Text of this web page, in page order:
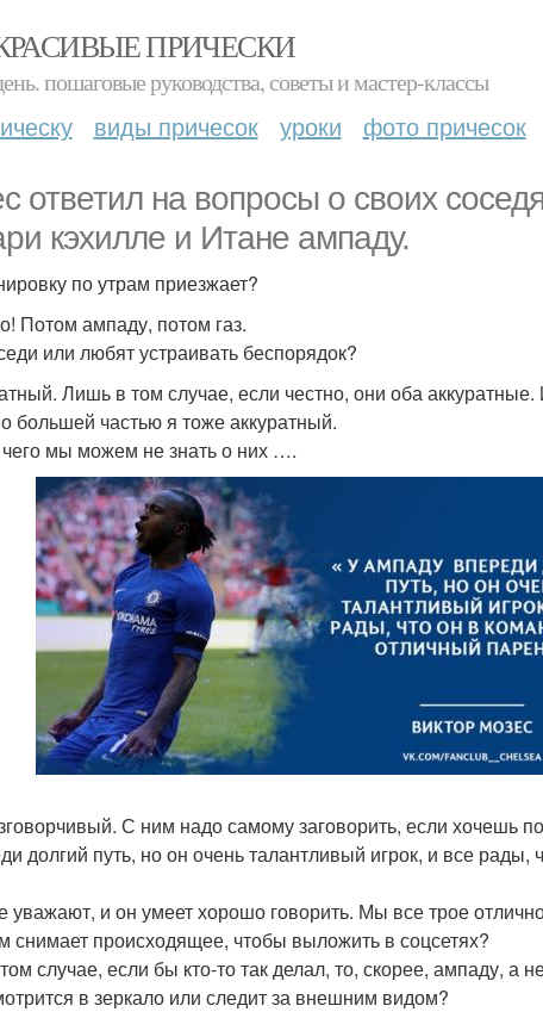
ПРИЧЕСКИ
пошаговые руководства, советы и мастер-классы
виды причесок уроки фото причесок
ответил на вопросы о своих
кэхилле и Итане ампаду.
по утрам приезжает?
Потом ампаду, потом газ.
или любят устраивать беспорядок?
Лишь в том случае, если честно, они оба
большей частью я тоже аккуратный.
чего мы можем не знать о них ….
С ним надо самому заговорить, если хочешь
долгий путь, но он очень талантливый игрок, и все
уважают, и он умеет хорошо говорить. Мы все трое
снимает происходящее, чтобы выложить в соцсетях?
случае, если бы кто-то так делал, то, скорее, ампаду, а
в зеркало или следит за внешним видом?